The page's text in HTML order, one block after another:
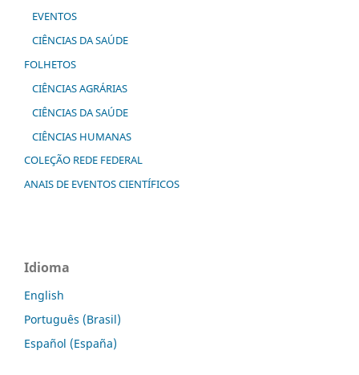
EVENTOS
CIÊNCIAS DA SAÚDE
FOLHETOS
CIÊNCIAS AGRÁRIAS
CIÊNCIAS DA SAÚDE
CIÊNCIAS HUMANAS
COLEÇÃO REDE FEDERAL
ANAIS DE EVENTOS CIENTÍFICOS
Idioma
English
Português (Brasil)
Español (España)